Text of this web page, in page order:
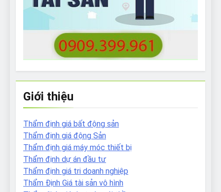
Giới thiệu
Thẩm định giá bất động sản
Thẩm định giá động Sản
Thẩm định giá máy móc thiết bị
Thẩm định dự án đầu tư
Thẩm định giá tri doanh nghiệp
Thẩm Định Giá tài sản vô hình